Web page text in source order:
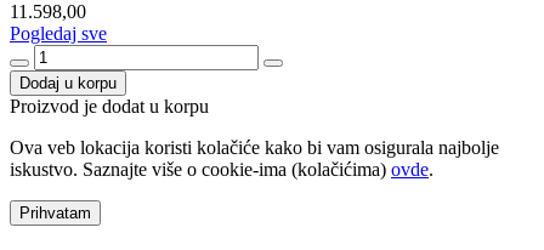
11.598,00
Pogledaj sve
Dodaj u korpu
Proizvod je dodat u korpu
Ova veb lokacija koristi kolačiće kako bi vam osigurala najbolje
iskustvo. Saznajte više o cookie-ima (kolačićima) ovde.
Prihvatam